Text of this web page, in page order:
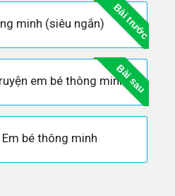
Bài trước
minh (siêu ngắn)
Bài sau
em bé thông minh
bé thông minh